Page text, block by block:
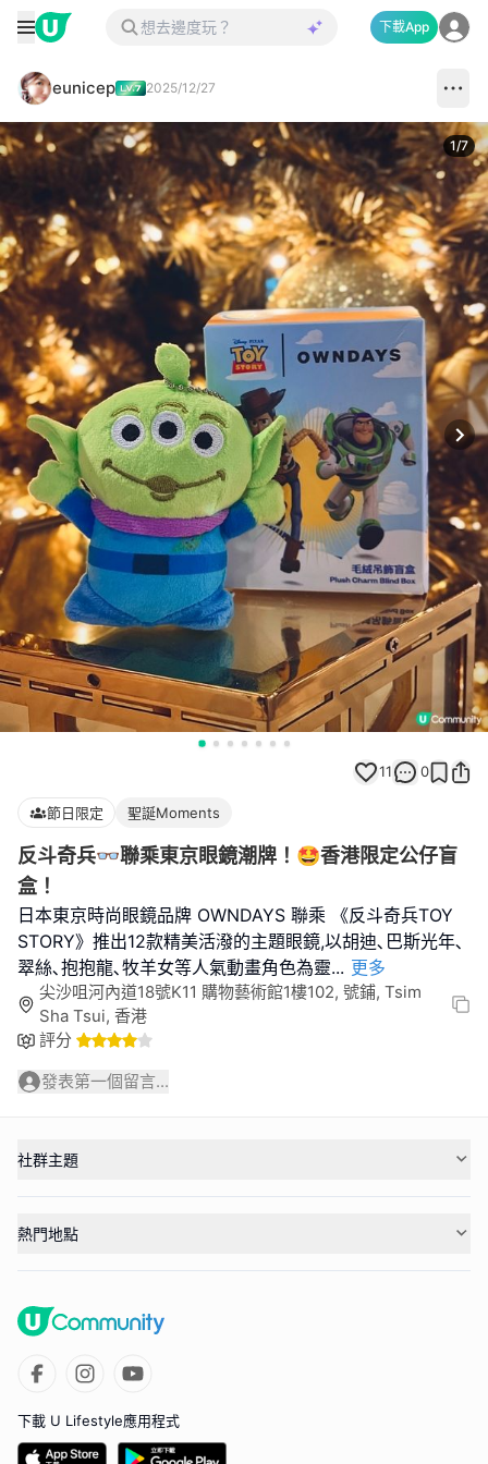
下載App
eunicep 2025/12/27
1/7
11 0
節日限定 聖誕Moments
反斗奇兵👓聯乘東京眼鏡潮牌！🤩香港限定公仔盲
盒！
日本東京時尚眼鏡品牌 OWNDAYS 聯乘 《反斗奇兵TOY
STORY》推出12款精美活潑的主題眼鏡,以胡迪､巴斯光年､
翠絲､抱抱龍､牧羊女等人氣動畫角色為靈... 更多
尖沙咀河內道18號K11 購物藝術館1樓102, 號鋪, Tsim
Sha Tsui, 香港
評分
發表第一個留言...
社群主題
熱門地點
下載 U Lifestyle應用程式